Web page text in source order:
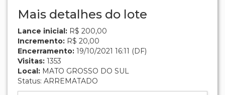
Mais detalhes do lote
Lance inicial: R$ 200,00
Incremento: R$ 20,00
Encerramento: 19/10/2021 16:11 (DF)
Visitas: 1353
Local: MATO GROSSO DO SUL
Status: ARREMATADO